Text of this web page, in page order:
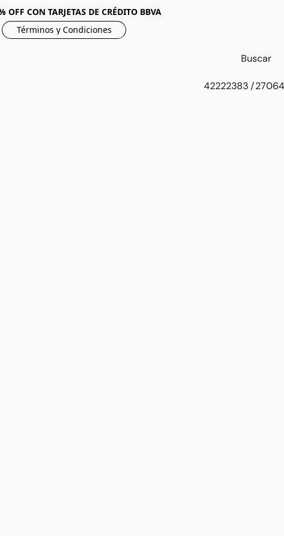
OFF CON TARJETAS DE CRÉDITO BBVA
Términos y Condiciones
42222383 /